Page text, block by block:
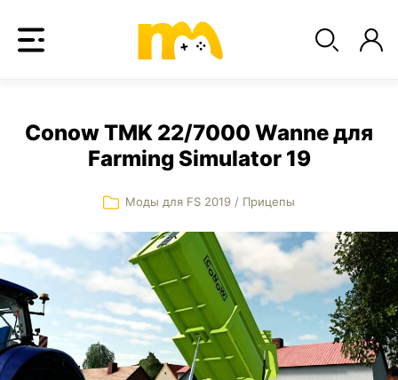
Conow TMK 22/7000 Wanne для
Farming Simulator 19
Моды для FS 2019 / Прицепы